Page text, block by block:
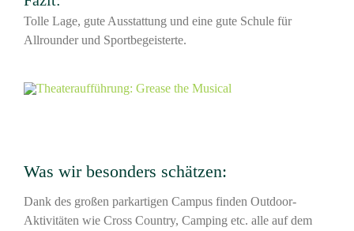
Tolle Lage, gute Ausstattung und eine gute Schule für
Allrounder und Sportbegeisterte.
Was wir besonders schätzen:
Dank des großen parkartigen Campus finden Outdoor-
Aktivitäten wie Cross Country, Camping etc. alle auf dem